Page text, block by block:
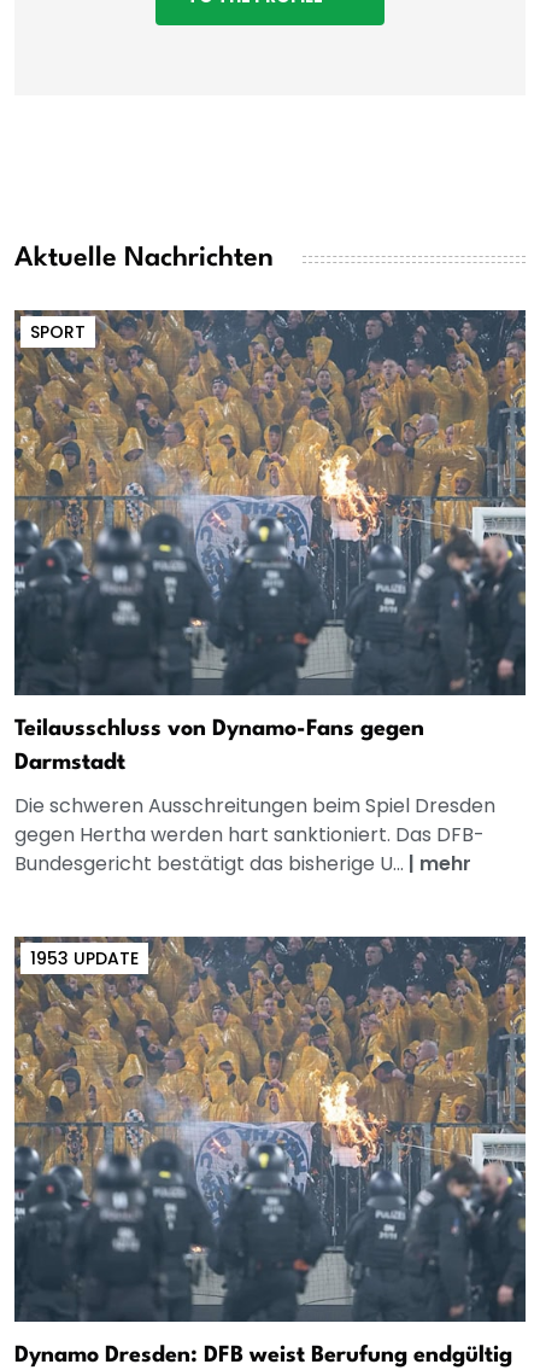
Aktuelle Nachrichten
SPORT
Teilausschluss von Dynamo-Fans gegen
Darmstadt
Die schweren Ausschreitungen beim Spiel Dresden
gegen Hertha werden hart sanktioniert. Das DFB-
Bundesgericht bestätigt das bisherige U... | mehr
1953 UPDATE
Dynamo Dresden: DFB weist Berufung endgültig